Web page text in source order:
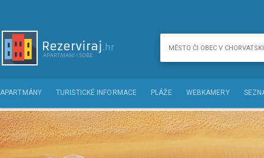
APARTMÁNY TURISTICKÉ INFORMACE PLÁŽE WEBKAMERY